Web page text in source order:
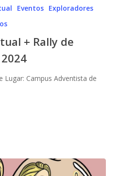
Eventos Exploradores
+ Rally de
Lugar: Campus Adventista de